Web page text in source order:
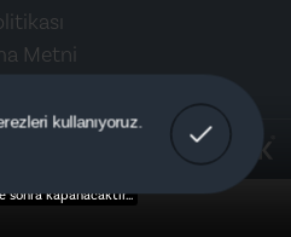
kullanıyoruz.
Anladım!
Metni
sonra kapanacaktır...